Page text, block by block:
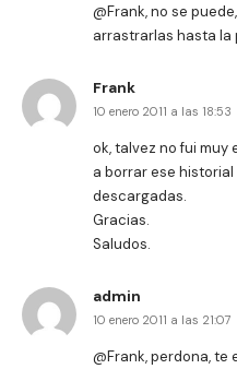
@Frank, no se
arrastrarlas hasta la
Frank
10 enero 2011 a las 18:53
ok, talvez no fui muy
a borrar ese
descargadas.
Gracias.
Saludos.
admin
10 enero 2011 a las 21:07
@Frank, perdona, te